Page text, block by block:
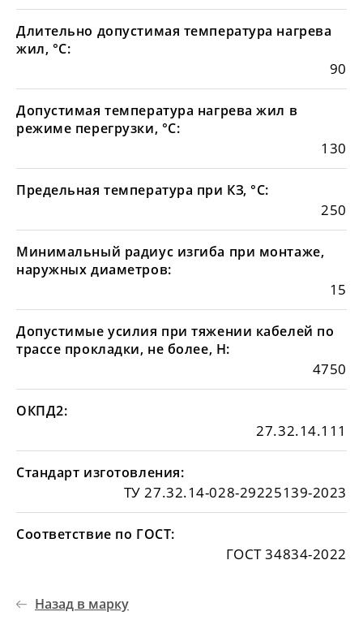
Длительно допустимая температура нагрева
жил, °С:
90
Допустимая температура нагрева жил в
режиме перегрузки, °С:
130
Предельная температура при КЗ, °С:
250
Минимальный радиус изгиба при монтаже,
наружных диаметров:
15
Допустимые усилия при тяжении кабелей по
трассе прокладки, не более, Н:
4750
ОКПД2:
27.32.14.111
Стандарт изготовления:
ТУ 27.32.14-028-29225139-2023
Соответствие по ГОСТ:
ГОСТ 34834-2022
Назад в марку